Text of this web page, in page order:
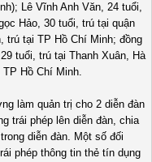
Lê Vĩnh Anh Văn, 24 tuổi,
Hảo, 30 tuổi, trú tại quận
trú tại TP Hồ Chí Minh; đồng
tuổi, trú tại Thanh Xuân, Hà
Hồ Chí Minh.
làm quản trị cho 2 diễn đàn
trái phép lên diễn đàn, chia
diễn đàn. Một số đối
phép thông tin thẻ tín dụng